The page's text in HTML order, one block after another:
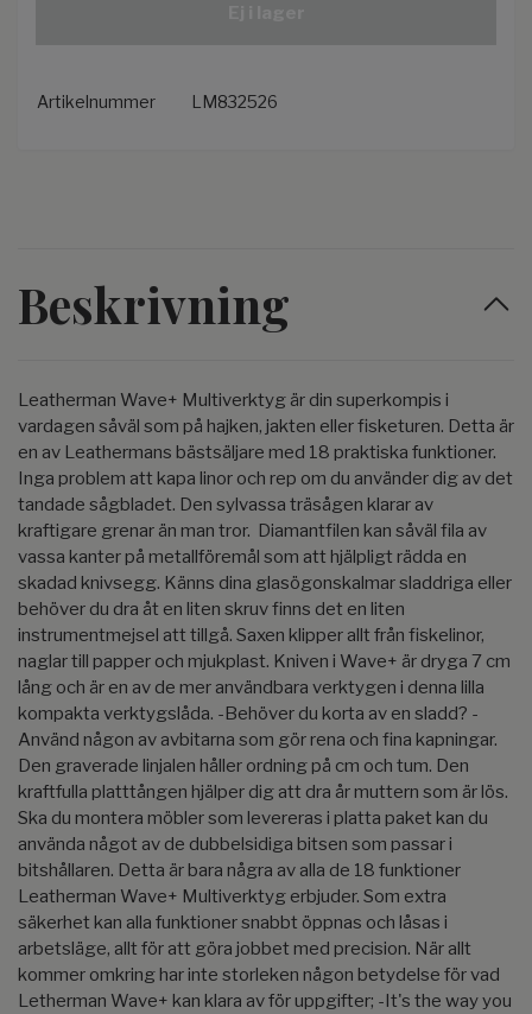
Artikelnummer LM832526
Beskrivning
Leatherman Wave+ Multiverktyg är din superkompis i
vardagen såväl som på hajken, jakten eller fisketuren. Detta är
en av Leathermans bästsäljare med 18 praktiska funktioner.
Inga problem att kapa linor och rep om du använder dig av det
tandade sågbladet. Den sylvassa träsågen klarar av
kraftigare grenar än man tror. Diamantfilen kan såväl fila av
vassa kanter på metallföremål som att hjälpligt rädda en
skadad knivsegg. Känns dina glasögonskalmar sladdriga eller
behöver du dra åt en liten skruv finns det en liten
instrumentmejsel att tillgå. Saxen klipper allt från fiskelinor,
naglar till papper och mjukplast. Kniven i Wave+ är dryga 7 cm
lång och är en av de mer användbara verktygen i denna lilla
kompakta verktygslåda. -Behöver du korta av en sladd? -
Använd någon av avbitarna som gör rena och fina kapningar.
Den graverade linjalen håller ordning på cm och tum. Den
kraftfulla platttången hjälper dig att dra år muttern som är lös.
Ska du montera möbler som levereras i platta paket kan du
använda något av de dubbelsidiga bitsen som passar i
bitshållaren. Detta är bara några av alla de 18 funktioner
Leatherman Wave+ Multiverktyg erbjuder. Som extra
säkerhet kan alla funktioner snabbt öppnas och låsas i
arbetsläge, allt för att göra jobbet med precision. När allt
kommer omkring har inte storleken någon betydelse för vad
Letherman Wave+ kan klara av för uppgifter; -It's the way you